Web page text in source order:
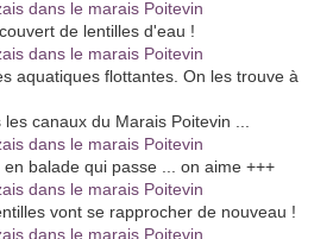
de lentilles d'eau !
aquatiques flottantes. On les trouve à
canaux du Marais Poitevin ...
balade qui passe ... on aime +++
vont se rapprocher de nouveau !